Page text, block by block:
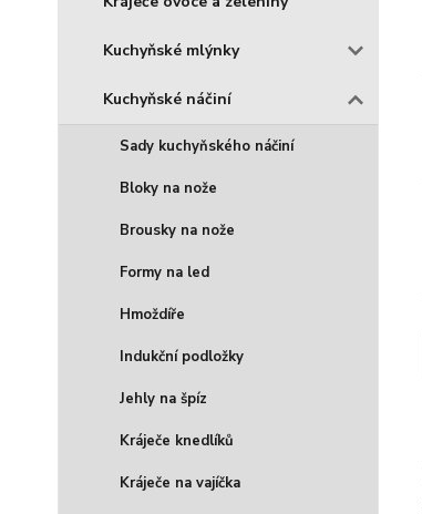
Kuchyňské mlýnky
Kuchyňské náčiní
Sady kuchyňského náčiní
Bloky na nože
Brousky na nože
Formy na led
Hmoždíře
Indukční podložky
Jehly na špíz
Kráječe knedlíků
Kráječe na vajíčka